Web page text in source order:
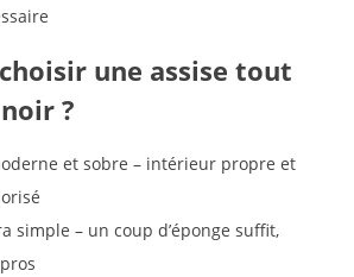
une assise tout
?
et sobre – intérieur propre et
simple – un coup d’éponge suffit,